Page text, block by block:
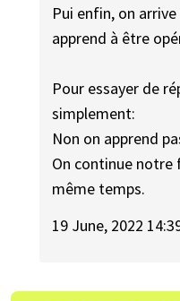
Pui enfin, on
apprend à être
Pour essayer de
simplement:
Non on apprend
On continue
même temps.
19 June, 2022